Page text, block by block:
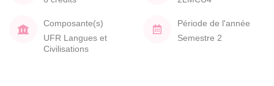
Composante(s)
UFR Langues et
Civilisations
Période de l'année
Semestre 2